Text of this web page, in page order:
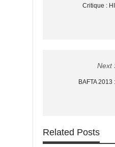
Critique :
Next
BAFTA
Related Posts